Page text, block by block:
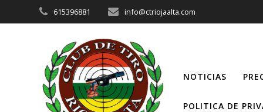
al
615396881 info@ctriojaalta.com
NOTICIAS
POLITICA DE